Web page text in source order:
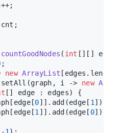
cnt;
countGoodNodes ( int [][]
;
new ArrayList
i ->
new
[] edge : edges) {
0]].add(edge[ 1 ]);
1 ]].add(edge[ 0]);